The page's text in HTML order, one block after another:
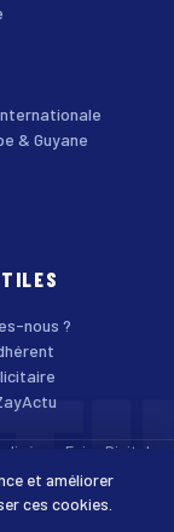
& Guyane
nous ?
par Enjoy Digital
et améliorer
ces cookies.